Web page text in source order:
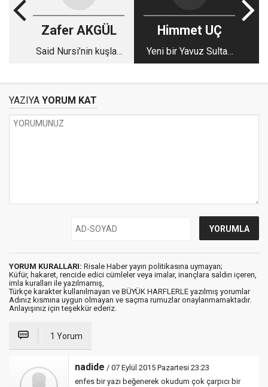
Zafer AKGÜL
Said Nursi’nin kuşları
Himmet UÇ
Yeni bir Yavuz Sultan
Selim mi gerek?
YAZIYA YORUM KAT
YORUM KURALLARI: Risale Haber yayın politikasına uymayan;
Küfür, hakaret, rencide edici cümleler veya imalar, inançlara saldırı içeren,
imla kuralları ile yazılmamış,
Türkçe karakter kullanılmayan ve BÜYÜK HARFLERLE yazılmış yorumlar
Adınız kısmına uygun olmayan ve saçma rumuzlar onaylanmamaktadır.
Anlayışınız için teşekkür ederiz.
1 Yorum
nadide / 07 Eylül 2015 Pazartesi 23:23
enfes bir yazı beğenerek okudum çok çarpıcı bir